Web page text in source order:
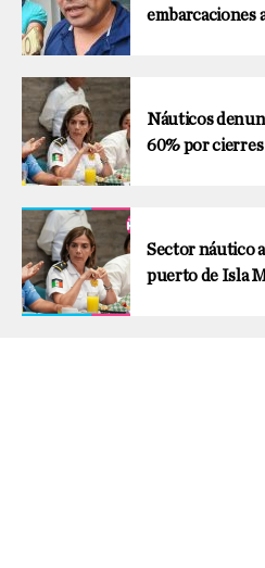
embarcaciones
Náuticos
60% por
Sector náutico
puerto de Isla